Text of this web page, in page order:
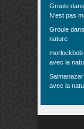
Groule dans
N’est pas
Groule dans
nature
morlockbob
avec la
Salmanazar
avec la